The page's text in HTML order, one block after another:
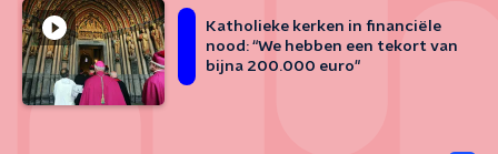
Katholieke kerken in financiële
nood: “We hebben een tekort van
bijna 200.000 euro"